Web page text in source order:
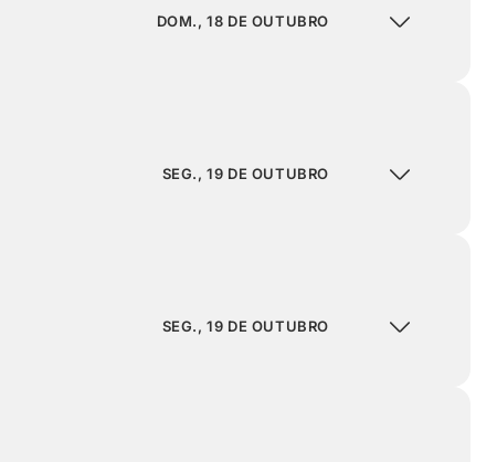
DOM., 18 DE OUTUBRO
SEG., 19 DE OUTUBRO
SEG., 19 DE OUTUBRO